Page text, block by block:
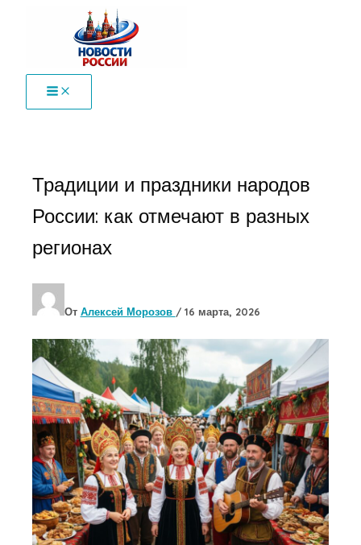
содержимому
Традиции и праздники народов
России: как отмечают в разных
регионах
От Алексей Морозов / 16 марта, 2026